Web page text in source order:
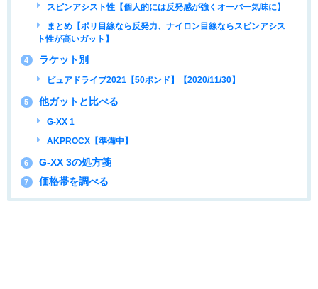
スピンアシスト性【個人的には反発感が強くオーバー気味に】
まとめ【ポリ目線なら反発力、ナイロン目線ならスピンアシス
ト性が高いガット】
4 ラケット別
ピュアドライブ2021【50ポンド】【2020/11/30】
5 他ガットと比べる
G-XX 1
AKPROCX【準備中】
6 G-XX 3の処方箋
7 価格帯を調べる